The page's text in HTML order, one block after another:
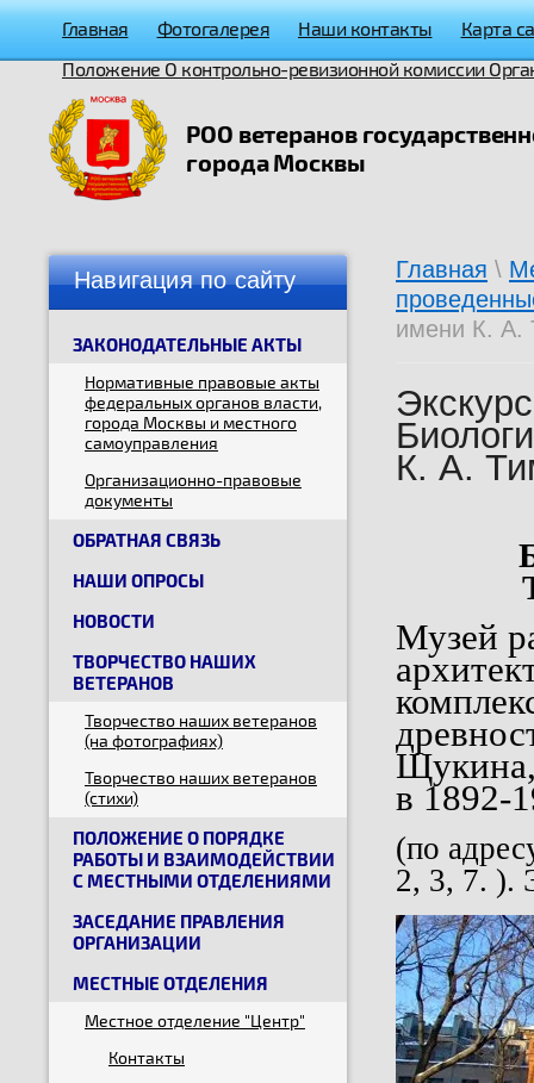
Главная Фотогалерея Наши контакты
Карта
Положение О контрольно-ревизионной комиссии
РОО ветеранов
города Москвы
Навигация по сайту
ЗАКОНОДАТЕЛЬНЫЕ АКТЫ
Нормативные правовые акты
федеральных органов власти,
города Москвы и местного
самоуправления
Организационно-правовые
документы
ОБРАТНАЯ СВЯЗЬ
НАШИ ОПРОСЫ
НОВОСТИ
ТВОРЧЕСТВО НАШИХ
ВЕТЕРАНОВ
Творчество наших ветеранов
(на фотографиях)
Творчество наших ветеранов
(стихи)
ПОЛОЖЕНИЕ О ПОРЯДКЕ
РАБОТЫ И ВЗАИМОДЕЙСТВИИ
С МЕСТНЫМИ ОТДЕЛЕНИЯМИ
ЗАСЕДАНИЕ ПРАВЛЕНИЯ
ОРГАНИЗАЦИИ
МЕСТНЫЕ ОТДЕЛЕНИЯ
Местное отделение "Центр"
Контакты
Главная \
имени К. А.
К. А.
Музей
Щукина,
в 1892-
(по
2, 3, 7. ).